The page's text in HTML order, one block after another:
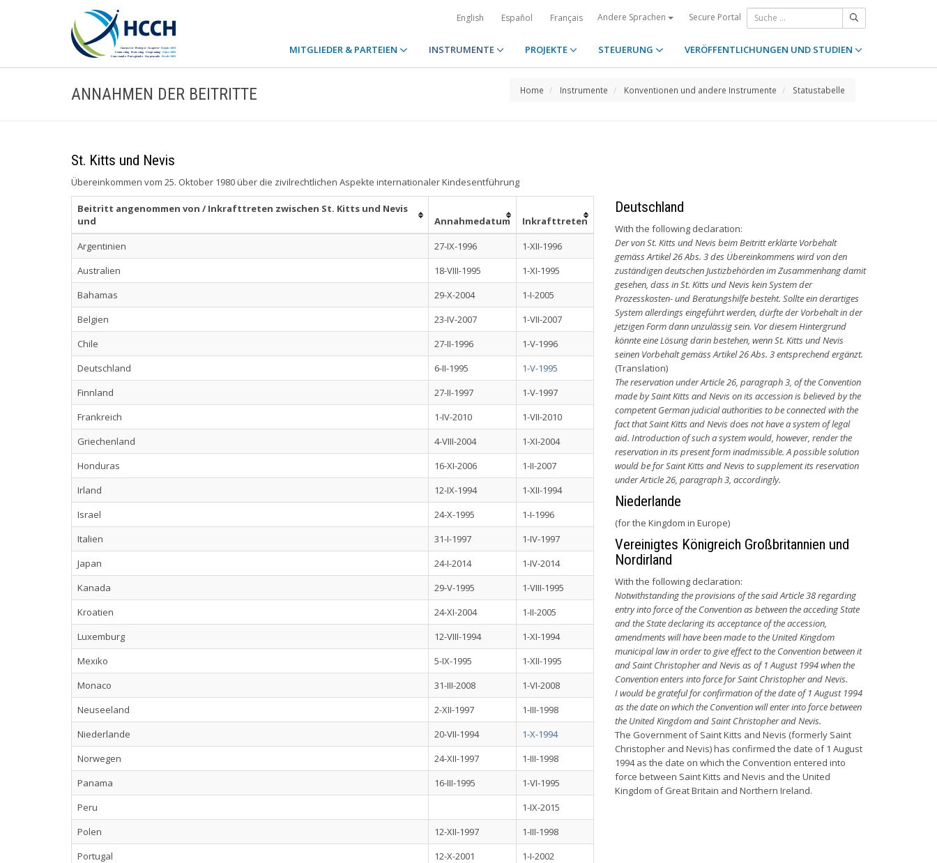
English Español Français Andere Sprachen Secure Portal
MITGLIEDER & PARTEIEN INSTRUMENTE PROJEKTE STEUERUNG VERÖFFENTLICHUNGEN UND STUDIEN
ANNAHMEN DER BEITRITTE Home Instrumente Konventionen und andere Instrumente Statustabelle
St. Kitts und Nevis
Übereinkommen vom 25. Oktober 1980 über die zivilrechtlichen Aspekte internationaler Kindesentführung
Beitritt angenommen von / Inkrafttreten zwischen St. Kitts und Nevis
und
Annahmedatum
Inkrafttreten
Argentinien
27-IX-1996
1-XII-1996
Australien
18-VIII-1995
1-XI-1995
Bahamas
29-X-2004
1-I-2005
Belgien
23-IV-2007
1-VII-2007
Chile
27-II-1996
1-V-1996
Deutschland
6-II-1995
1-V-1995
Finnland
27-II-1997
1-V-1997
Frankreich
1-IV-2010
1-VII-2010
Griechenland
4-VIII-2004
1-XI-2004
Honduras
16-XI-2006
1-II-2007
Irland
12-IX-1994
1-XII-1994
Israel
24-X-1995
1-I-1996
Italien
31-I-1997
1-IV-1997
Japan
24-I-2014
1-IV-2014
Kanada
29-V-1995
1-VIII-1995
Kroatien
24-XI-2004
1-II-2005
Luxemburg
12-VIII-1994
1-XI-1994
Mexiko
5-IX-1995
1-XII-1995
Monaco
31-III-2008
1-VI-2008
Neuseeland
2-XII-1997
1-III-1998
Niederlande
20-VII-1994
1-X-1994
Norwegen
24-XII-1997
1-III-1998
Panama
16-III-1995
1-VI-1995
Peru
1-IX-2015
Polen
12-XII-1997
1-III-1998
Portugal
12-X-2001
1-I-2002
Deutschland
With the following declaration:
Der von St. Kitts und Nevis beim Beitritt erklärte Vorbehalt
gemäss Artikel 26 Abs. 3 des Übereinkommens wird von den
zuständigen deutschen Justizbehörden im Zusammenhang damit
gesehen, dass in St. Kitts und Nevis kein System der
Prozesskosten- und Beratungshilfe besteht. Sollte ein derartiges
System allerdings eingeführt werden, dürfte der Vorbehalt in der
jetzigen Form dann unzulässig sein. Vor diesem Hintergrund
könnte eine Lösung darin bestehen, wenn St. Kitts und Nevis
seinen Vorbehalt gemäss Artikel 26 Abs. 3 entsprechend ergänzt.
(Translation)
The reservation under Article 26, paragraph 3, of the Convention
made by Saint Kitts and Nevis on its accession is believed by the
competent German judicial authorities to be connected with the
fact that Saint Kitts and Nevis does not have a system of legal
aid. Introduction of such a system would, however, render the
reservation in its present form inadmissible. A possible solution
would be for Saint Kitts and Nevis to supplement its reservation
under Article 26, paragraph 3, accordingly.
Niederlande
(for the Kingdom in Europe)
Vereinigtes Königreich Großbritannien und
Nordirland
With the following declaration:
Notwithstanding the provisions of the said Article 38 regarding
entry into force of the Convention as between the acceding State
and the State declaring its acceptance of the accession,
amendments will have been made to the United Kingdom
municipal law in order to give effect to the Convention between it
and Saint Christopher and Nevis as of 1 August 1994 when the
Convention enters into force for Saint Christopher and Nevis.
I would be grateful for confirmation of the date of 1 August 1994
as the date on which the Convention will enter into force between
the United Kingdom and Saint Christopher and Nevis.
The Government of Saint Kitts and Nevis (formerly Saint
Christopher and Nevis) has confirmed the date of 1 August
1994 as the date on which the Convention entered into
force between Saint Kitts and Nevis and the United
Kingdom of Great Britain and Northern Ireland.